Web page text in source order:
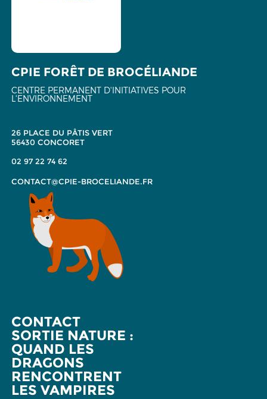
CPIE FORÊT DE BROCÉLIANDE
CENTRE PERMANENT D'INITIATIVES POUR
L'ENVIRONNEMENT
26 PLACE DU PÂTIS VERT
56430 CONCORET
02 97 22 74 62
CONTACT@CPIE-BROCELIANDE.FR
CONTACT
SORTIE NATURE :
QUAND LES
DRAGONS
RENCONTRENT
LES VAMPIRES